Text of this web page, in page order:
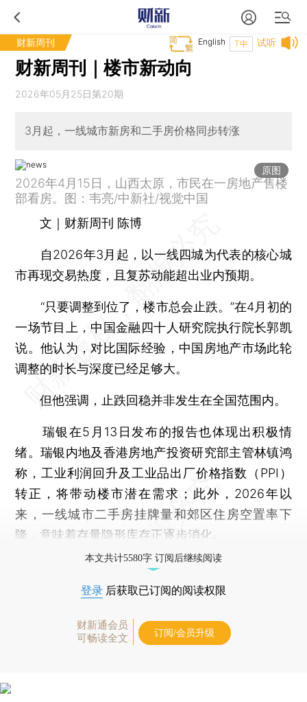
财新周刊 试听
T中
English
财新周刊｜楼市新动向
2026年05月25日第20期
3月起，一线城市新房和二手房价格同步转涨
原图
2026年4月15日，山西太原，市民在一房地产售楼
部看房。图：韦亮/中新社/视觉中国
文｜财新周刊 陈博
自2026年3月起，以一线四城为代表的核心城
市再现交易热度，且复苏动能超出业内预期。
“只要调整到位了，楼市总会止跌。”在4月初的
一场节目上，中国金融四十人研究院执行院长郭凯
说。他认为，对比国际经验，中国房地产市场此轮
调整的时长与深度已经足够大。
但他强调，止跌回稳并非发生在全国范围内。
瑞银在5月13日发布的报告也体现出积极情
绪。瑞银内地及香港房地产投资研究部主管林镇鸿
称，工业利润回升及工业品出厂价格指数（PPI）
转正，将带动楼市潜在需求；此外，2026年以
来，一线城市二手房挂牌量和郊区住房空置率下
降，意味着存量隐形库存正逐步消化。
本文共计5580字 订阅后继续阅读
登录 后获取已订阅的阅读权限
财新通会员
可畅读全文
订阅/会员升级